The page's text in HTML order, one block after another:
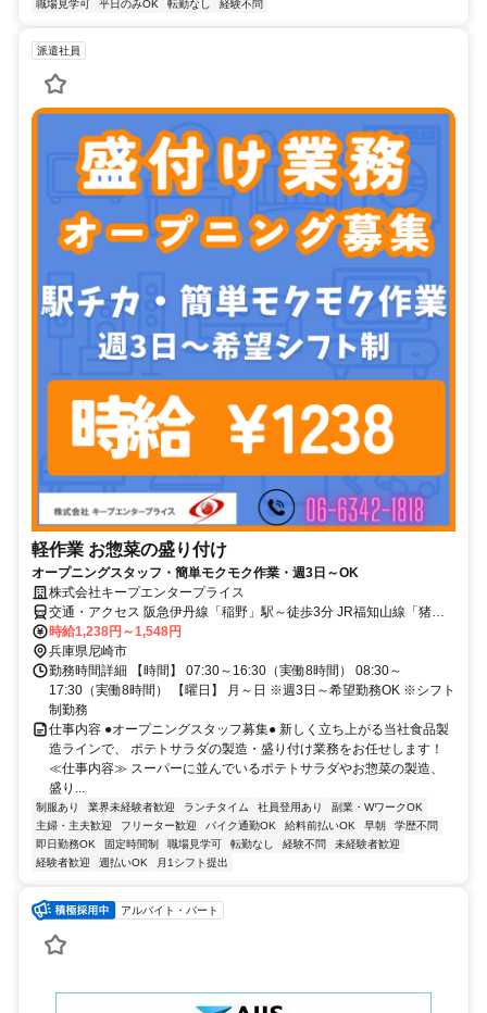
職場見学可
平日のみOK 転勤なし 経験不問
派遣社員
軽作業 お惣菜の盛り付け
オープニングスタッフ・簡単モクモク作業・週3日～OK
株式会社キープエンタープライス
交通・アクセス 阪急伊丹線「稲野」駅～徒歩3分 JR福知山線「猪名
寺」駅～徒歩5分 阪急神戸線「塚口」駅～自転車5分 JR福知山線「塚
口」駅～自転車8分 阪急伊丹線「新伊丹」駅～自転車5分 阪急神戸線
「武庫之荘」駅～自転車15分 JR神戸線「尼崎」駅～自転車20分
時給1,238円～1,548円
兵庫県尼崎市
勤務時間詳細 【時間】 07:30～16:30（実働8時間） 08:30～
17:30（実働8時間） 【曜日】 月～日 ※週3日～希望勤務OK ※シフト
制勤務
仕事内容 ●オープニングスタッフ募集● 新しく立ち上がる当社食品製
造ラインで、 ポテトサラダの製造・盛り付け業務をお任せします！
≪仕事内容≫ スーパーに並んでいるポテトサラダやお惣菜の製造、
盛り...
制服あり 業界未経験者歓迎 ランチタイム 社員登用あり
副業・WワークOK
主婦・主夫歓迎
フリーター歓迎 バイク通勤OK 給料前払いOK 早朝
学歴不問
即日勤務OK
固定時間制 職場見学可 転勤なし 経験不問
未経験者歓迎
経験者歓迎
週払いOK 月1シフト提出
アルバイト・パート